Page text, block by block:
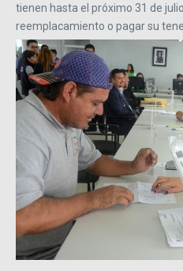
tienen hasta el próximo 31 de
reemplacamiento o pagar su